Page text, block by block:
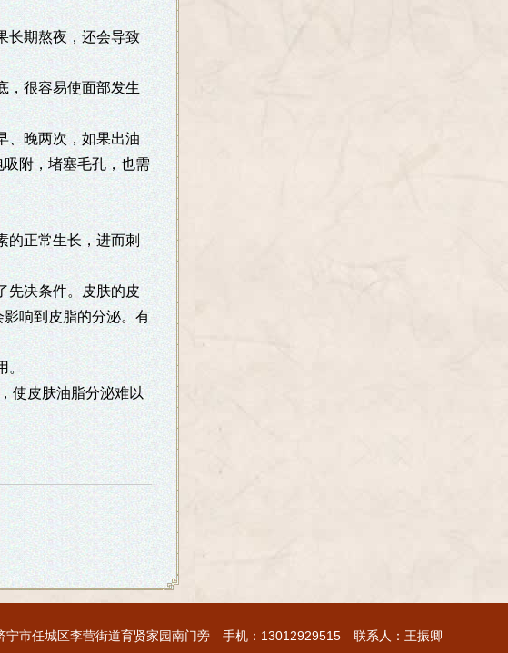
长期熬夜，还会导致
，很容易使面部发生
、晚两次，如果出油
附，堵塞毛孔，也需
的正常生长，进而刺
先决条件。皮肤的皮
响到皮脂的分泌。有
使皮肤油脂分泌难以
宁市任城区李营街道育贤家园南门旁 手机：13012929515 联系人：王振卿